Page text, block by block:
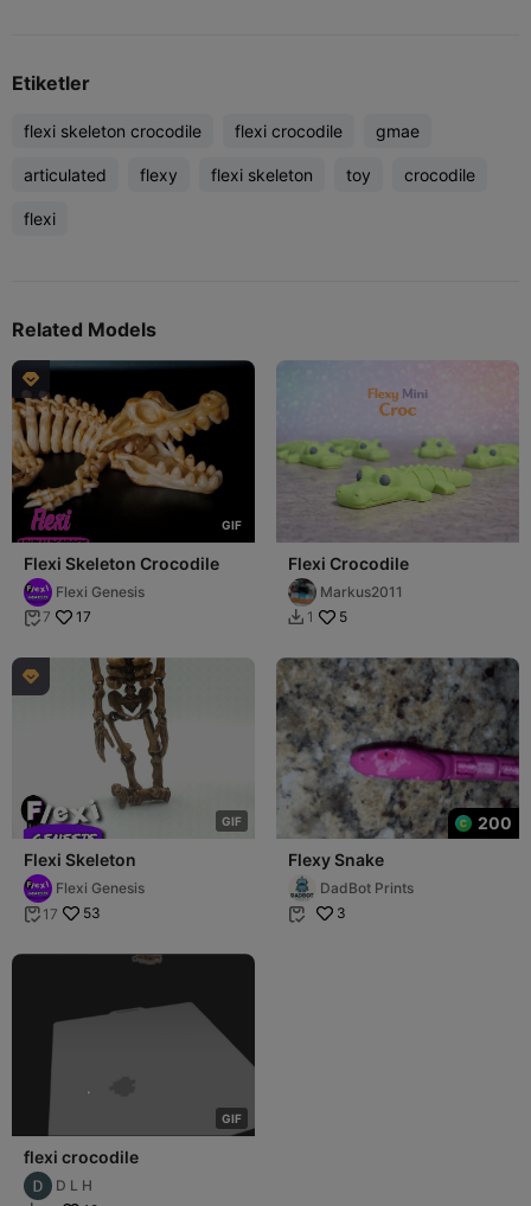
Etiketler
flexi skeleton crocodile flexi crocodile gmae
articulated flexy flexi skeleton toy crocodile
flexi
Related Models
GIF

Flexi Skeleton Crocodile
Flexi Genesis
 7 17
Flexi Crocodile
Markus2011
 1 5
GIF

Flexi Skeleton
Flexi Genesis
 17 53
200
Flexy Snake
DadBot Prints
 3
GIF
flexi crocodile
D L H